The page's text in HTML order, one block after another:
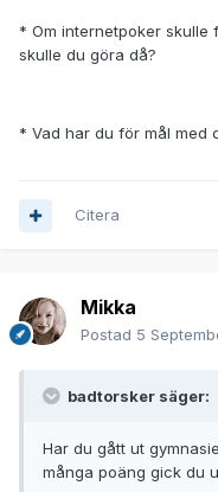
* Om internetpoker skulle
skulle du göra då?
* Vad har du för mål med
Citera
Mikka
Postad 5
badtorsker säger:
Har du gått ut
många poäng gick du